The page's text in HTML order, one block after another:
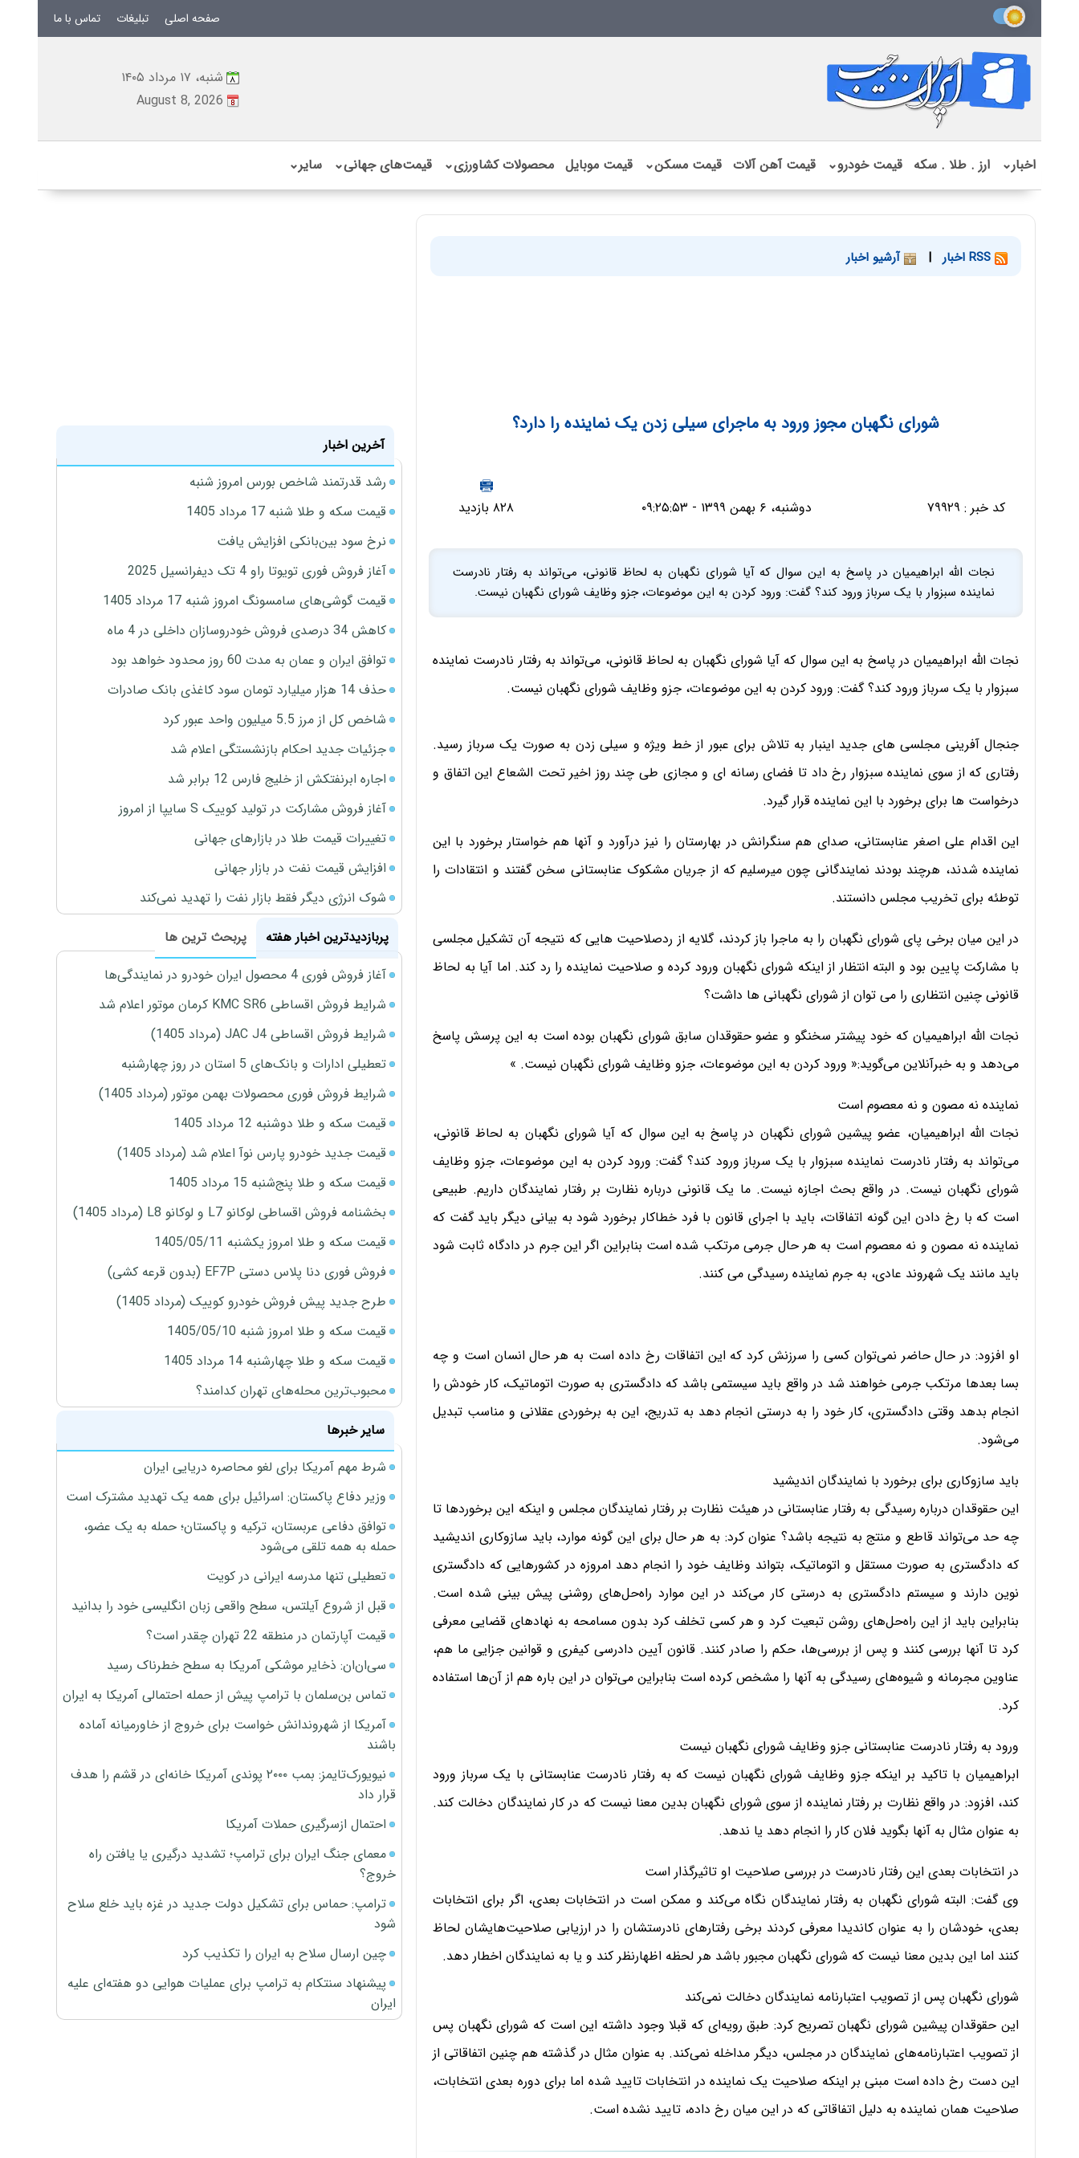
صفحه اصلی تبلیغات تماس با ما
شنبه، ۱۷ مرداد ۱۴۰۵
August 8, 2026
اخبار⌄ ارز . طلا . سکه قیمت خودرو⌄ قیمت آهن آلات قیمت مسکن⌄ قیمت موبایل محصولات کشاورزی⌄ قیمت‌های جهانی⌄ سایر⌄
| آرشیو اخبار
شورای نگهبان مجوز ورود به ماجرای سیلی زدن یک نماینده را دارد؟
کد خبر : ۷۹۹۲۹ دوشنبه، ۶ بهمن ۱۳۹۹ - ۰۹:۲۵:۵۳ ۸۲۸ بازدید
نجات الله ابراهیمیان در پاسخ به این سوال که آیا شورای نگهبان به لحاظ قانونی، می‌تواند به رفتار نادرست
نماینده سبزوار با یک سرباز ورود کند؟ گفت: ورود کردن به این موضوعات، جزو وظایف شورای نگهبان نیست.
نجات الله ابراهیمیان در پاسخ به این سوال که آیا شورای نگهبان به لحاظ قانونی، می‌تواند به رفتار نادرست نماینده
سبزوار با یک سرباز ورود کند؟ گفت: ورود کردن به این موضوعات، جزو وظایف شورای نگهبان نیست.
جنجال آفرینی مجلسی های جدید اینبار به تلاش برای عبور از خط ویژه و سیلی زدن به صورت یک سرباز رسید.
رفتاری که از سوی نماینده سبزوار رخ داد تا فضای رسانه ای و مجازی طی چند روز اخیر تحت الشعاع این اتفاق و
درخواست ها برای برخورد با این نماینده قرار گیرد.
این اقدام علی اصغر عنابستانی، صدای هم سنگرانش در بهارستان را نیز درآورد و آنها هم خواستار برخورد با این
نماینده شدند، هرچند بودند نمایندگانی چون میرسلیم که از جریان مشکوک عنابستانی سخن گفتند و انتقادات را
توطئه برای تخریب مجلس دانستند.
در این میان برخی پای شورای نگهبان را به ماجرا باز کردند، گلایه از ردصلاحیت هایی که نتیجه آن تشکیل مجلسی
با مشارکت پایین بود و البته انتظار از اینکه شورای نگهبان ورود کرده و صلاحیت نماینده را رد کند. اما آیا به لحاظ
قانونی چنین انتظاری را می توان از شورای نگهبانی ها داشت؟
نجات الله ابراهیمیان که خود پیشتر سخنگو و عضو حقوقدان سابق شورای نگهبان بوده است به این پرسش پاسخ
می‌دهد و به خبرآنلاین می‌گوید:« ورود کردن به این موضوعات، جزو وظایف شورای نگهبان نیست. »
نماینده نه مصون و نه معصوم است
نجات الله ابراهیمیان، عضو پیشین شورای نگهبان در پاسخ به این سوال که آیا شورای نگهبان به لحاظ قانونی،
می‌تواند به رفتار نادرست نماینده سبزوار با یک سرباز ورود کند؟ گفت: ورود کردن به این موضوعات، جزو وظایف
شورای نگهبان نیست. در واقع بحث اجازه نیست. ما یک قانونی درباره نظارت بر رفتار نمایندگان داریم. طبیعی
است که با رخ دادن این گونه اتفاقات، باید با اجرای قانون با فرد خطاکار برخورد شود به بیانی دیگر باید گفت که
نماینده نه مصون و نه معصوم است به هر حال جرمی مرتکب شده است بنابراین اگر این جرم در دادگاه ثابت شود
باید مانند یک شهروند عادی، به جرم نماینده رسیدگی می کنند.
او افزود: در حال حاضر نمی‌توان کسی را سرزنش کرد که این اتفاقات رخ داده است به هر حال انسان است و چه
بسا بعدها مرتکب جرمی خواهند شد در واقع باید سیستمی باشد که دادگستری به صورت اتوماتیک، کار خودش را
انجام بدهد وقتی دادگستری، کار خود را به درستی انجام دهد به تدریج، این به برخوردی عقلانی و مناسب تبدیل
می‌شود.
باید سازوکاری برای برخورد با نمایندگان اندیشید
این حقوقدان درباره رسیدگی به رفتار عنابستانی در هیئت نظارت بر رفتار نمایندگان مجلس و اینکه این برخوردها تا
چه حد می‌تواند قاطع و منتج به نتیجه باشد؟ عنوان کرد: به هر حال برای این گونه موارد، باید سازوکاری اندیشید
که دادگستری به صورت مستقل و اتوماتیک، بتواند وظایف خود را انجام دهد امروزه در کشورهایی که دادگستری
نوین دارند و سیستم دادگستری به درستی کار می‌کند در این موارد راه‌حل‌های روشنی پیش بینی شده است.
بنابراین باید از این راه‌حل‌های روشن تبعیت کرد و هر کسی تخلف کرد بدون مسامحه به نهادهای قضایی معرفی
کرد تا آنها بررسی کنند و پس از بررسی‌ها، حکم را صادر کنند. قانون آیین دادرسی کیفری و قوانین جزایی ما هم،
عناوین مجرمانه و شیوه‌های رسیدگی به آنها را مشخص کرده است بنابراین می‌توان در این باره هم از آن‌ها استفاده
کرد.
ورود به رفتار نادرست عنابستانی جزو وظایف شورای نگهبان نیست
ابراهیمیان با تاکید بر اینکه جزو وظایف شورای نگهبان نیست که به رفتار نادرست عنابستانی با یک سرباز ورود
کند، افزود: در واقع نظارت بر رفتار نماینده از سوی شورای نگهبان بدین معنا نیست که در کار نمایندگان دخالت کند.
به عنوان مثال به آنها بگوید فلان کار را انجام دهد یا ندهد.
در انتخابات بعدی این رفتار نادرست در بررسی صلاحیت او تاثیرگذار است
وی گفت: البته شورای نگهبان به رفتار نمایندگان نگاه می‌کند و ممکن است در انتخابات بعدی، اگر برای انتخابات
بعدی، خودشان را به عنوان کاندیدا معرفی کردند برخی رفتارهای نادرستشان را در ارزیابی صلاحیت‌هایشان لحاظ
کنند اما این بدین معنا نیست که شورای نگهبان مجبور باشد هر لحظه اظهارنظر کند و یا به نمایندگان اخطار دهد.
شورای نگهبان پس از تصویب اعتبارنامه نمایندگان دخالت نمی‌کند
این حقوقدان پیشین شورای نگهبان تصریح کرد: طبق رویه‌ای که قبلا وجود داشته این است که شورای نگهبان پس
از تصویب اعتبارنامه‌های نمایندگان در مجلس، دیگر مداخله نمی‌کند. به عنوان مثال در گذشته هم چنین اتفاقاتی از
این دست رخ داده است مبنی بر اینکه صلاحیت یک نماینده در انتخابات تایید شده اما برای دوره بعدی انتخابات،
صلاحیت همان نماینده به دلیل اتفاقاتی که در این میان رخ داده، تایید نشده است.
آخرین اخبار
رشد قدرتمند شاخص بورس امروز شنبه
قیمت سکه و طلا شنبه 17 مرداد 1405
نرخ سود بین‌بانکی افزایش یافت
آغاز فروش فوری تویوتا راو 4 تک دیفرانسیل 2025
قیمت گوشی‌های سامسونگ امروز شنبه 17 مرداد 1405
کاهش 34 درصدی فروش خودروسازان داخلی در 4 ماه
توافق ایران و عمان به مدت 60 روز محدود خواهد بود
حذف 14 هزار میلیارد تومان سود کاغذی بانک صادرات
شاخص کل از مرز 5.5 میلیون واحد عبور کرد
جزئیات جدید احکام بازنشستگی اعلام شد
اجاره ابرنفتکش از خلیج فارس 12 برابر شد
آغاز فروش مشارکت در تولید کوییک S سایپا از امروز
تغییرات قیمت طلا در بازارهای جهانی
افزایش قیمت نفت در بازار جهانی
شوک انرژی دیگر فقط بازار نفت را تهدید نمی‌کند
پربازدیدترین اخبار هفته
پربحث ترین ها
آغاز فروش فوری 4 محصول ایران خودرو در نمایندگی‌ها
شرایط فروش اقساطی KMC SR6 کرمان موتور اعلام شد
شرایط فروش اقساطی JAC J4 (مرداد 1405)
تعطیلی ادارات و بانک‌های 5 استان در روز چهارشنبه
شرایط فروش فوری محصولات بهمن موتور (مرداد 1405)
قیمت سکه و طلا دوشنبه 12 مرداد 1405
قیمت جدید خودرو پارس نوآ اعلام شد (مرداد 1405)
قیمت سکه و طلا پنج‌شنبه 15 مرداد 1405
بخشنامه فروش اقساطی لوکانو L7 و لوکانو L8 (مرداد 1405)
قیمت سکه و طلا امروز یکشنبه 1405/05/11
فروش فوری دنا پلاس دستی EF7P (بدون قرعه کشی)
طرح جدید پیش فروش خودرو کوییک (مرداد 1405)
قیمت سکه و طلا امروز شنبه 1405/05/10
قیمت سکه و طلا چهارشنبه 14 مرداد 1405
محبوب‌ترین محله‌های تهران کدامند؟
سایر خبرها
شرط مهم آمریکا برای لغو محاصره دریایی ایران
وزیر دفاع پاکستان: اسرائیل برای همه یک تهدید مشترک است
توافق دفاعی عربستان، ترکیه و پاکستان؛ حمله به یک عضو،
حمله به همه تلقی می‌شود
تعطیلی تنها مدرسه ایرانی در کویت
قبل از شروع آیلتس، سطح واقعی زبان انگلیسی خود را بدانید
قیمت آپارتمان در منطقه 22 تهران چقدر است؟
سی‌ان‌ان: ذخایر موشکی آمریکا به سطح خطرناک رسید
تماس بن‌سلمان با ترامپ پیش از حمله احتمالی آمریکا به ایران
آمریکا از شهروندانش خواست برای خروج از خاورمیانه آماده
باشند
نیویورک‌تایمز: بمب ۲۰۰۰ پوندی آمریکا خانه‌ای در قشم را هدف
قرار داد
احتمال ازسرگیری حملات آمریکا
معمای جنگ ایران برای ترامپ؛ تشدید درگیری یا یافتن راه
خروج؟
ترامپ: حماس برای تشکیل دولت جدید در غزه باید خلع سلاح
شود
چین ارسال سلاح به ایران را تکذیب کرد
پیشنهاد سنتکام به ترامپ برای عملیات هوایی دو هفته‌ای علیه
ایران